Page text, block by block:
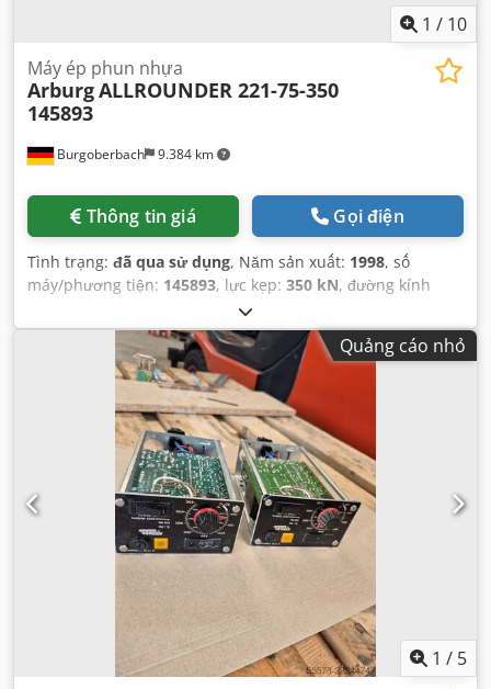
1 / 10
Burgoberbach 9.384 km
Máy ép phun nhựa
ArburgALLROUNDER 221-75-350
145893
Thông tin giá Gọi điện
Tình trạng: đã qua sử dụng, Năm sản xuất: 1998, số
máy/phương tiện: 145893, lực kẹp: 350 kN, đường kính
, khoảng cách giữa các cột:
tích xi lanh:56 cm³, áp suất phun:2.500 thanh,
Quảng cáo nhỏ
1 / 5